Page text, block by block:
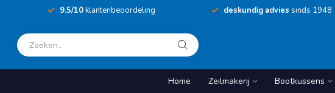
9.5/10klantenbeoordeling deskundig advies sinds 1948
Home Zeilmakerij Bootkussens